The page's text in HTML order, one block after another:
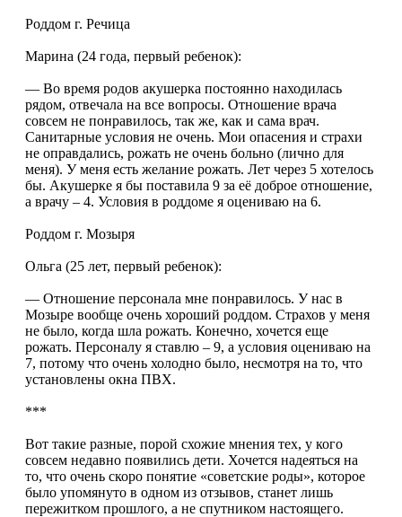
Роддом г. Речица
Марина (24 года, первый ребенок):
— Во время родов акушерка постоянно находилась
рядом, отвечала на все вопросы. Отношение врача
совсем не понравилось, так же, как и сама врач.
Санитарные условия не очень. Мои опасения и страхи
не оправдались, рожать не очень больно (лично для
меня). У меня есть желание рожать. Лет через 5 хотелось
бы. Акушерке я бы поставила 9 за её доброе отношение,
а врачу – 4. Условия в роддоме я оцениваю на 6.
Роддом г. Мозыря
Ольга (25 лет, первый ребенок):
— Отношение персонала мне понравилось. У нас в
Мозыре вообще очень хороший роддом. Страхов у меня
не было, когда шла рожать. Конечно, хочется еще
рожать. Персоналу я ставлю – 9, а условия оцениваю на
7, потому что очень холодно было, несмотря на то, что
установлены окна ПВХ.
***
Вот такие разные, порой схожие мнения тех, у кого
совсем недавно появились дети. Хочется надеяться на
то, что очень скоро понятие «советские роды», которое
было упомянуто в одном из отзывов, станет лишь
пережитком прошлого, а не спутником настоящего.